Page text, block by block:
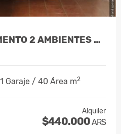
ALQUILO DEPARTAMENTO 2 AMBIENTES CON…
Garaje / 40 Área m2
Alquiler
$440.000ARS